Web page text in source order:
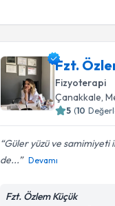
Fzt.
Fizyoterapi
Çanakkale,
5 (10
Güler yüzü ve samimiyeti
de...
Devamı
Fzt. Özlem Küçük